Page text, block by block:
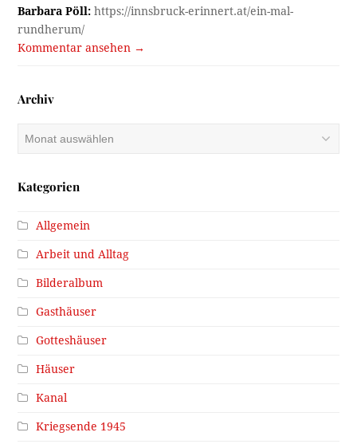
Barbara Pöll: https://innsbruck-erinnert.at/ein-mal-
rundherum/
Kommentar ansehen →
Archiv
Archiv
Kategorien
Allgemein
Arbeit und Alltag
Bilderalbum
Gasthäuser
Gotteshäuser
Häuser
Kanal
Kriegsende 1945